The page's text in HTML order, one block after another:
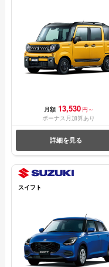
月額 13,530 円～
ボーナス月加算あり
詳細を見る
スイフト